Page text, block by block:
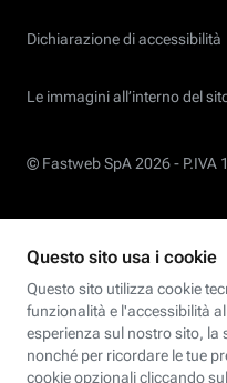
Dichiarazione di accessibilità
Le immagini all’interno del
© Fastweb SpA 2026 - P.IVA